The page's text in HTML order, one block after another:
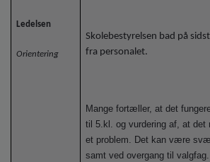
Ledelsen
Orientering
Skolebestyrelsen bad på
fra personalet.
Mange fortæller, at det
til 5.kl. og vurdering af, at det
et problem. Det kan være
samt ved overgang til